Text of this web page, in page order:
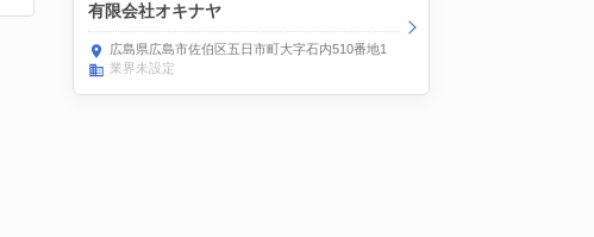
有限会社オキナヤ
広島県広島市佐伯区五日市町大字石内510番地1
業界未設定